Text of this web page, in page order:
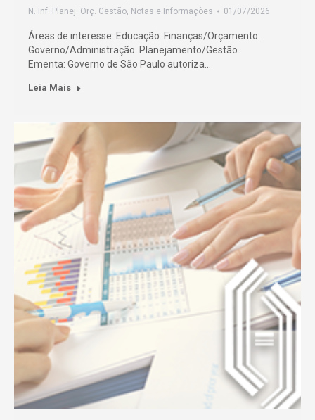
N. Inf. Planej. Orç. Gestão, Notas e Informações 01/07/2026
Áreas de interesse: Educação. Finanças/Orçamento.
Governo/Administração. Planejamento/Gestão.
Ementa: Governo de São Paulo autoriza…
Leia Mais